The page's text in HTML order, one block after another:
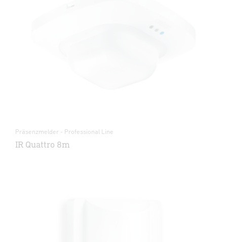
Präsenzmelder - Professional Line
IR Quattro 8m